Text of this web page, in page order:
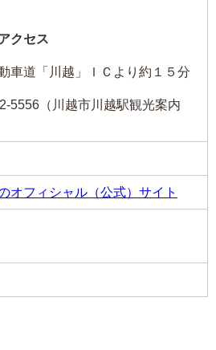
クセス
車道「川越」ＩＣより約１５分
5556（川越市川越駅観光案内
オフィシャル（公式）サイト